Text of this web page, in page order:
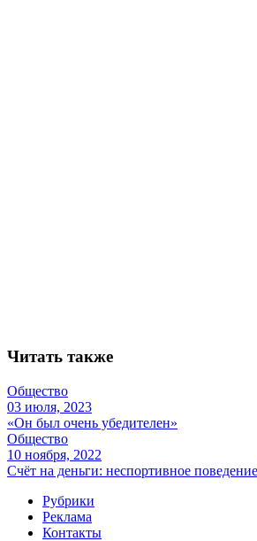
Читать также
Общество
03 июля, 2023
«Он был очень убедителен»
Общество
10 ноября, 2022
Счёт на деньги: неспортивное
Рубрики
Реклама
Контакты